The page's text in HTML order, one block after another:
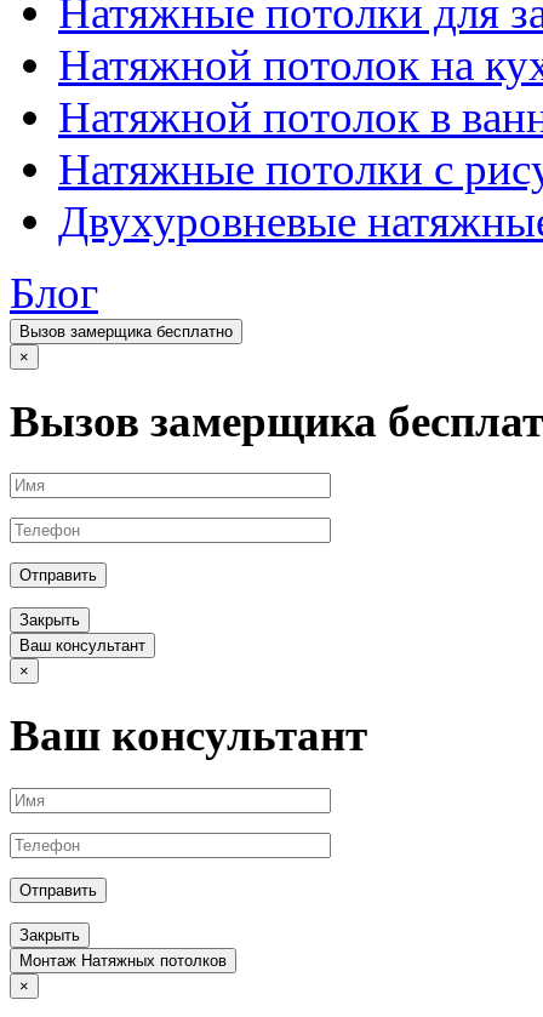
Натяжные потолки для
Натяжной потолок на
Натяжной потолок в
Натяжные потолки с
Двухуровневые
Блог
Вызов замерщика бесплатно
×
Вызов замерщика
Отправить
Закрыть
Ваш консультант
×
Ваш консультант
Отправить
Закрыть
Монтаж Натяжных потолков
×